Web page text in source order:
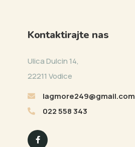
Kontaktirajte nas
Ulica Dulcin 14,
22211 Vodice
lagmore249@gmail.com
022 558 343